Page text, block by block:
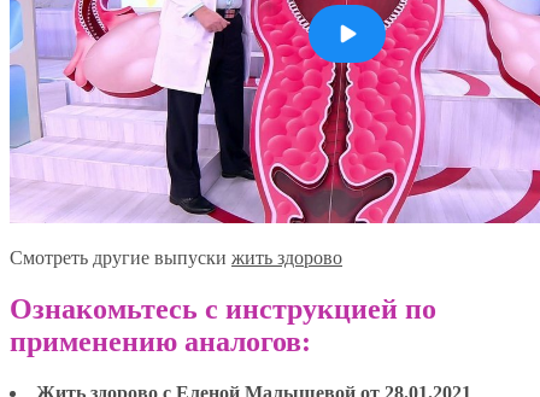
Смотреть другие выпуски жить здорово
Ознакомьтесь с инструкцией по
применению аналогов:
Жить здорово с Еленой Малышевой от 28.01.2021